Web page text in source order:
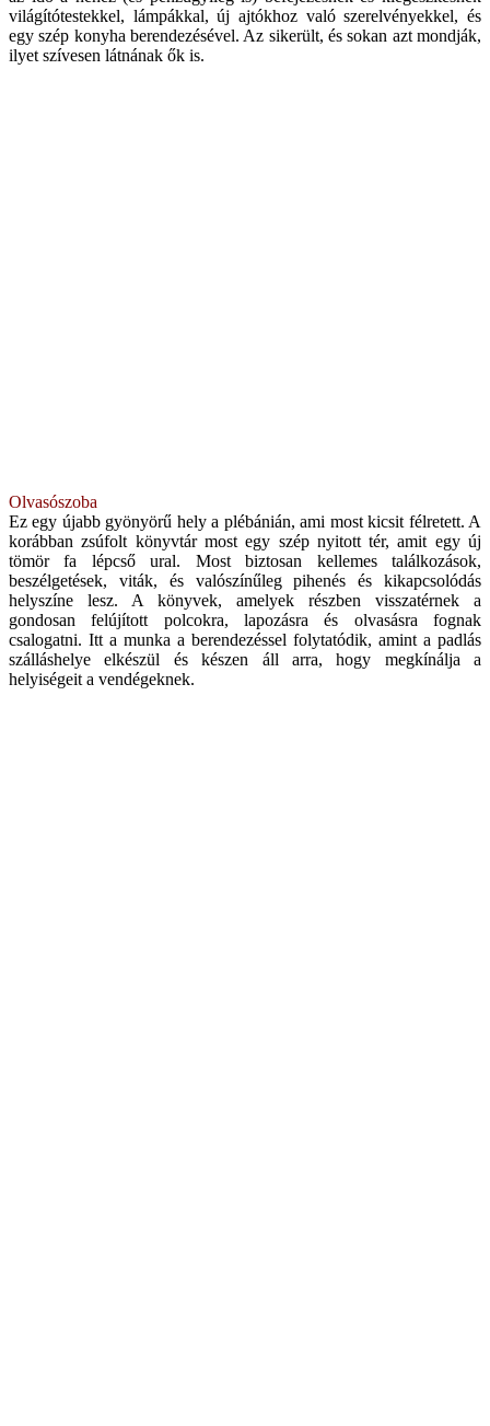
világítótestekkel, lámpákkal, új ajtókhoz való szerelvényekkel, és
egy szép konyha berendezésével. Az sikerült, és sokan azt mondják,
ilyet szívesen látnának ők is.
Olvasószoba
Ez egy újabb gyönyörű hely a plébánián, ami most kicsit félretett. A
korábban zsúfolt könyvtár most egy szép nyitott tér, amit egy új
tömör fa lépcső ural. Most biztosan kellemes találkozások,
beszélgetések, viták, és valószínűleg pihenés és kikapcsolódás
helyszíne lesz. A könyvek, amelyek részben visszatérnek a
gondosan felújított polcokra, lapozásra és olvasásra fognak
csalogatni. Itt a munka a berendezéssel folytatódik, amint a padlás
szálláshelye elkészül és készen áll arra, hogy megkínálja a
helyiségeit a vendégeknek.